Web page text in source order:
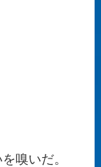
嗅いだ。